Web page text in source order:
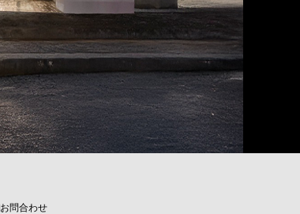
お問合わせ